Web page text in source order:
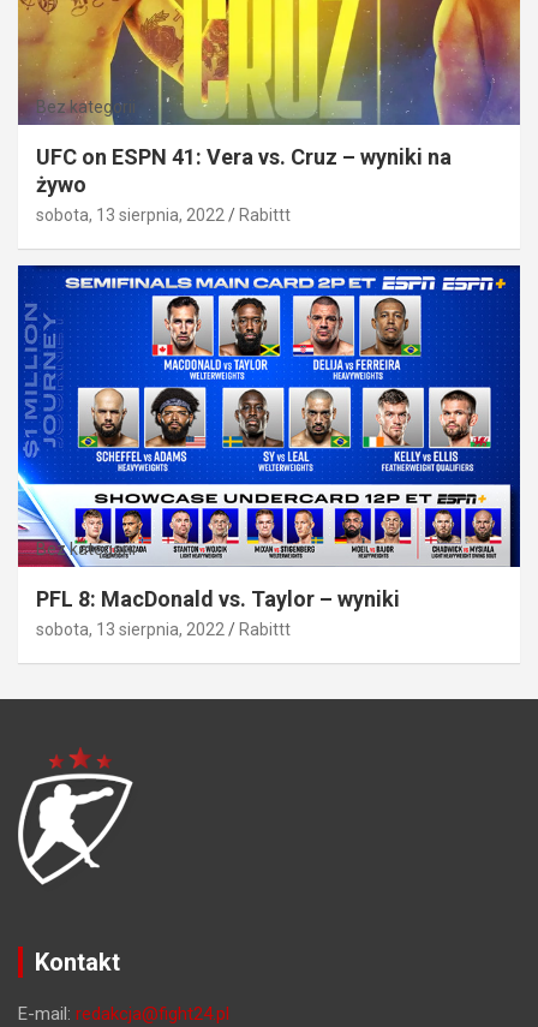
Bez kategorii
UFC on ESPN 41: Vera vs. Cruz – wyniki na
żywo
sobota, 13 sierpnia, 2022 Rabittt
Bez kategorii
PFL 8: MacDonald vs. Taylor – wyniki
sobota, 13 sierpnia, 2022 Rabittt
Kontakt
E-mail: redakcja@fight24.pl